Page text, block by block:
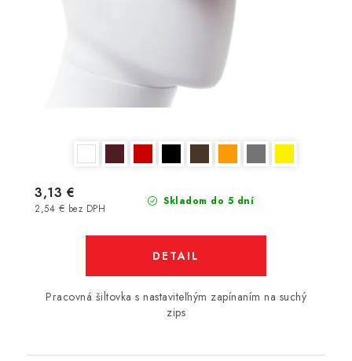
Skladom do 5 dní
2,54 € bez DPH
3,13 €
DETAIL
Pracovná šiltovka s nastaviteľným zapínaním na suchý
zips